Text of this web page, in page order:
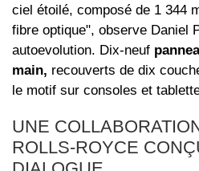
ciel étoilé, composé de 1 344
fibre optique", observe Daniel
autoevolution. Dix-neuf
main, recouverts de dix
le motif sur consoles et
UNE
ROLLS-ROYCE